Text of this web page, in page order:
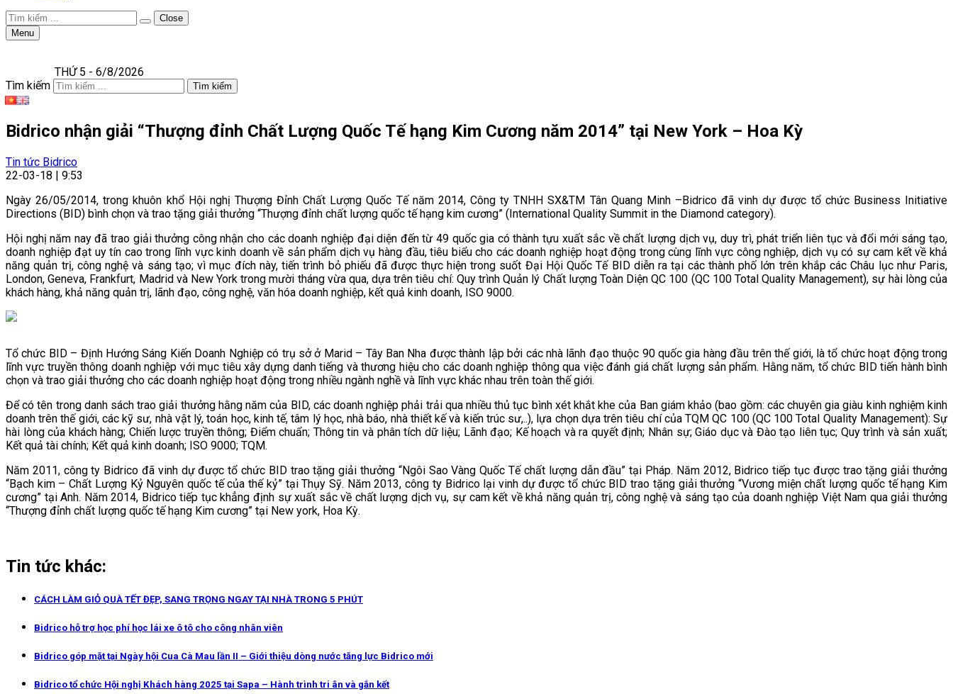
Close
Menu
THỨ 5 - 6/8/2026
Tìm kiếm
Tìm kiếm
Bidrico nhận giải “Thượng đỉnh Chất Lượng Quốc Tế hạng Kim Cương năm 2014” tại New York – Hoa Kỳ
Tin tức Bidrico
22-03-18 | 9:53
Ngày 26/05/2014, trong khuôn khổ Hội nghị Thượng Đỉnh Chất Lượng Quốc Tế năm 2014, Công ty TNHH SX&TM Tân Quang Minh –Bidrico đã vinh dự được tổ chức Business Initiative
Directions (BID) bình chọn và trao tặng giải thưởng “Thượng đỉnh chất lượng quốc tế hạng kim cương” (International Quality Summit in the Diamond category).
Hội nghị năm nay đã trao giải thưởng công nhận cho các doanh nghiệp đại diện đến từ 49 quốc gia có thành tựu xuất sắc về chất lượng dịch vụ, duy trì, phát triển liên tục và đổi mới sáng tạo,
doanh nghiệp đạt uy tín cao trong lĩnh vực kinh doanh về sản phẩm dịch vụ hàng đầu, tiêu biểu cho các doanh nghiệp hoạt động trong cùng lĩnh vực công nghiệp, dịch vụ có sự cam kết về khả
năng quản trị, công nghệ và sáng tạo; vì mục đích này, tiến trình bỏ phiếu đã được thực hiện trong suốt Đại Hội Quốc Tế BID diễn ra tại các thành phố lớn trên khắp các Châu lục như Paris,
London, Geneva, Frankfurt, Madrid và New York trong mười tháng vừa qua, dựa trên tiêu chí: Quy trình Quản lý Chất lượng Toàn Diện QC 100 (QC 100 Total Quality Management), sự hài lòng của
khách hàng, khả năng quản trị, lãnh đạo, công nghệ, văn hóa doanh nghiệp, kết quả kinh doanh, ISO 9000.
Tổ chức BID – Định Hướng Sáng Kiến Doanh Nghiệp có trụ sở ở Marid – Tây Ban Nha được thành lập bởi các nhà lãnh đạo thuộc 90 quốc gia hàng đầu trên thế giới, là tổ chức hoạt động trong
lĩnh vực truyền thông doanh nghiệp với mục tiêu xây dựng danh tiếng và thương hiệu cho các doanh nghiệp thông qua việc đánh giá chất lượng sản phẩm. Hằng năm, tổ chức BID tiến hành bình
chọn và trao giải thưởng cho các doanh nghiệp hoạt động trong nhiều ngành nghề và lĩnh vực khác nhau trên toàn thế giới.
Để có tên trong danh sách trao giải thưởng hằng năm của BID, các doanh nghiệp phải trải qua nhiều thủ tục bình xét khắt khe của Ban giám khảo (bao gồm: các chuyên gia giàu kinh nghiệm kinh
doanh trên thế giới, các kỹ sư, nhà vật lý, toán học, kinh tế, tâm lý học, nhà báo, nhà thiết kế và kiến trúc sư,..), lựa chọn dựa trên tiêu chí của TQM QC 100 (QC 100 Total Quality Management): Sự
hài lòng của khách hàng; Chiến lược truyền thông; Điểm chuẩn; Thông tin và phân tích dữ liệu; Lãnh đạo; Kế hoạch và ra quyết định; Nhân sự; Giáo dục và Đào tạo liên tục; Quy trình và sản xuất;
Kết quả tài chính; Kết quả kinh doanh; ISO 9000; TQM.
Năm 2011, công ty Bidrico đã vinh dự được tổ chức BID trao tặng giải thưởng “Ngôi Sao Vàng Quốc Tế chất lượng dẫn đầu” tại Pháp. Năm 2012, Bidrico tiếp tục được trao tặng giải thưởng
“Bạch kim – Chất Lượng Kỷ Nguyên quốc tế của thế kỷ” tại Thụy Sỹ. Năm 2013, công ty Bidrico lại vinh dự được tổ chức BID trao tặng giải thưởng “Vương miện chất lượng quốc tế hạng Kim
cương” tại Anh. Năm 2014, Bidrico tiếp tục khẳng định sự xuất sắc về chất lượng dịch vụ, sự cam kết về khả năng quản trị, công nghệ và sáng tạo của doanh nghiệp Việt Nam qua giải thưởng
“Thượng đỉnh chất lượng quốc tế hạng Kim cương” tại New york, Hoa Kỳ.
Tin tức khác:
CÁCH LÀM GIỎ QUÀ TẾT ĐẸP, SANG TRỌNG NGAY TẠI NHÀ TRONG 5 PHÚT
Bidrico hỗ trợ học phí học lái xe ô tô cho công nhân viên
Bidrico góp mặt tại Ngày hội Cua Cà Mau lần II – Giới thiệu dòng nước tăng lực Bidrico mới
Bidrico tổ chức Hội nghị Khách hàng 2025 tại Sapa – Hành trình tri ân và gắn kết